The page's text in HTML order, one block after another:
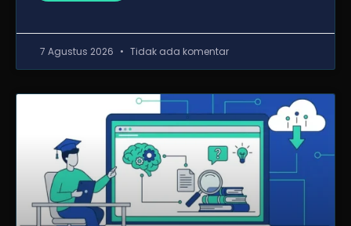
7 Agustus 2026 Tidak ada komentar